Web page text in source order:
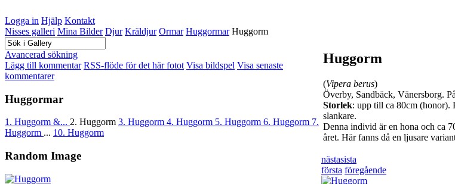
Logga in Hjälp Kontakt
Nisses galleri Mina Bilder Djur Kräldjur Ormar Huggormar Huggorm
Avancerad sökning
Lägg till kommentar RSS-flöde för det här fotot Visa bildspel Visa senaste
kommentarer
Huggormar
1. Huggorm &... 2. Huggorm 3. Huggorm 4. Huggorm 5. Huggorm 6. Huggorm 7.
Huggorm ... 10. Huggorm
Random Image
Huggorm
(Vipera berus)
Överby, Sandbäck, Vänersborg.
Storlek: upp till ca 80cm (honor).
slankare.
Denna individ är en hona och ca
året. Här fanns då en ljusare
nästasista
första föregående